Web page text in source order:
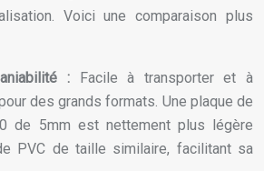
Voici une comparaison plus
:
Facile à transporter et à
des grands formats. Une plaque de
de 5mm est nettement plus légère
PVC de taille similaire, facilitant sa